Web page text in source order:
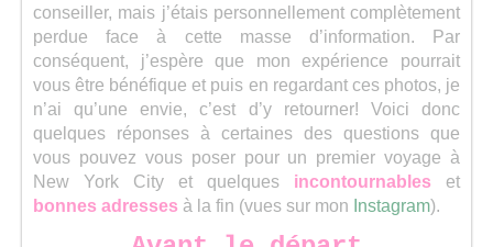
conseiller, mais j’étais personnellement complètement
perdue face à cette masse d’information. Par
conséquent, j’espère que mon expérience pourrait
vous être bénéfique et puis en regardant ces photos, je
n’ai qu’une envie, c’est d’y retourner! Voici donc
quelques réponses à certaines des questions que
vous pouvez vous poser pour un premier voyage à
New York City et quelques incontournables et
bonnes adresses à la fin (vues sur mon Instagram).